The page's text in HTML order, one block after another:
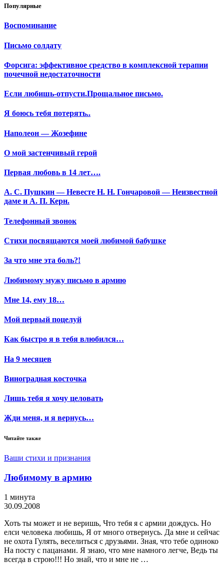
Популярные
Воспоминание
Письмо солдату
Форсига: эффективное средство в комплексной терапии
почечной недостаточности
Если любишь-отпусти.Прощальное письмо.
Я боюсь тебя потерять..
Наполеон — Жозефине
О мой застенчивый герой
Первая любовь в 14 лет….
А. С. Пушкин — Невесте Н. Н. Гончаровой — Неизвестной
даме и А. П. Керн.
Телефонный звонок
Стихи посвящаются моей любимой бабушке
За что мне эта боль?!
Любимому мужу письмо в армию
Мне 14, ему 18…
Мой первый поцелуй
Как быстро я в тебя влюбился…
На 9 месяцев
Виноградная косточка
Лишь тебя я хочу целовать
Жди меня, и я вернусь…
Читайте также
Ваши стихи и признания
Любимому в армию
1 минута
30.09.2008
Хоть ты может и не веришь, Что тебя я с армии дождусь. Но
елси человека любишь, Я от много отвернусь. Да мне и сейчас
не охота Гулять, веселиться с друзьями. Зная, что тебе одиноко
На посту с пацанами. Я знаю, что мне намного легче, Ведь ты
всегда в строю!!! Но знай, что и мне не …